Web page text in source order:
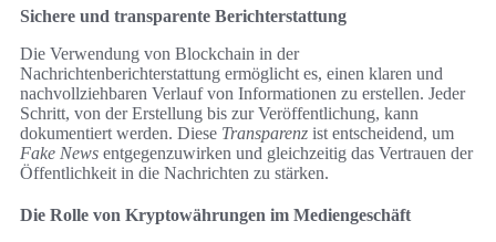
Sichere und transparente Berichterstattung
Die Verwendung von Blockchain in der
Nachrichtenberichterstattung ermöglicht es, einen klaren und
nachvollziehbaren Verlauf von Informationen zu erstellen. Jeder
Schritt, von der Erstellung bis zur Veröffentlichung, kann
dokumentiert werden. Diese Transparenz ist entscheidend, um
Fake News entgegenzuwirken und gleichzeitig das Vertrauen der
Öffentlichkeit in die Nachrichten zu stärken.
Die Rolle von Kryptowährungen im Mediengeschäft